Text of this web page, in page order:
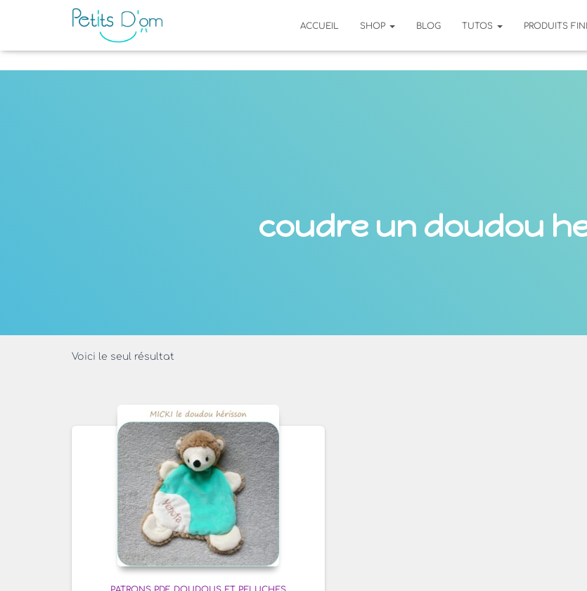
ACCUEIL SHOP BLOG TUTOS PRODUITS
coudre un doudou
Voici le seul résultat